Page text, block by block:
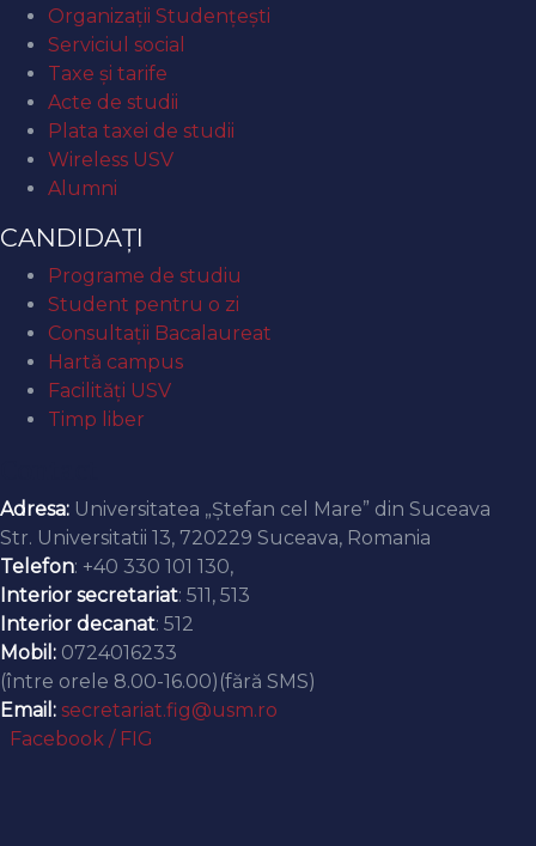
Organizaţii Studenţeşti
Serviciul social
Taxe și tarife
Acte de studii
Plata taxei de studii
Wireless USV
Alumni
CANDIDAȚI
Programe de studiu
Student pentru o zi
Consultații Bacalaureat
Hartă campus
Facilități USV
Timp liber
Adresa: Universitatea „Ștefan cel Mare” din Suceava
Str. Universitatii 13, 720229 Suceava, Romania
Telefon: +40 330 101 130,
Interior secretariat: 511, 513
Interior decanat: 512
Mobil: 0724016233
(între orele 8.00-16.00)(fără SMS)
Email: secretariat.fig@usm.ro
Facebook / FIG